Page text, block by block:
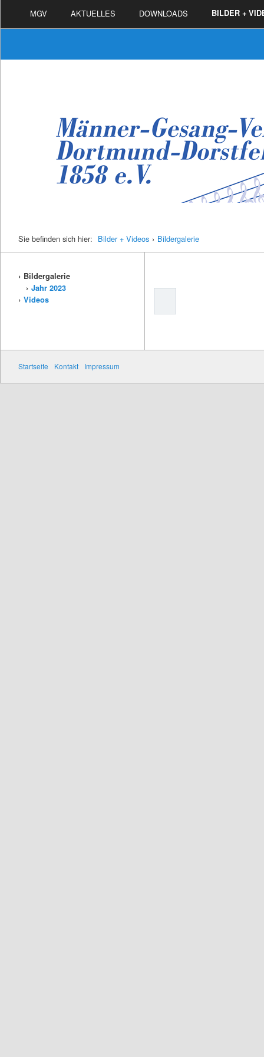
MGV AKTUELLES DOWNLOADS BILDER +
Sie befinden sich hier: Bilder + Videos › Bildergalerie
Bildergalerie
Jahr 2023
Videos
Startseite Kontakt Impressum